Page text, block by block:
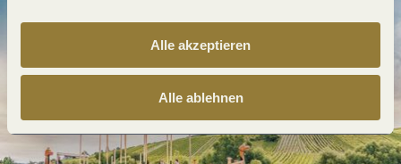
Alle akzeptieren
Alle ablehnen